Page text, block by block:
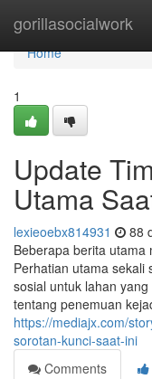
gorillasocialwork
Home
Home
1
Update
Utama
lexieoebx814931 88
Beberapa berita utama
Perhatian utama sekali
sosial untuk lahan
tentang penemuan
https://mediajx.com/
sorotan-kunci-saat-ini
Comments